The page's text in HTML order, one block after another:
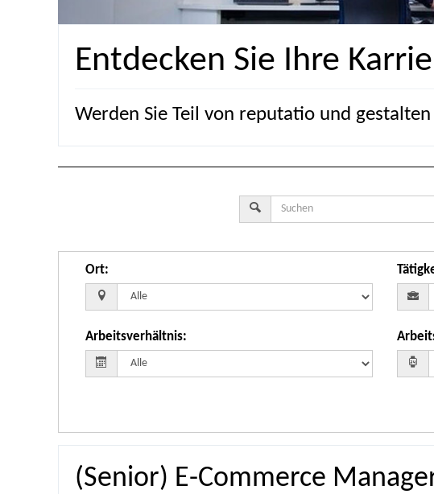
Entdecken Sie Ihre
Werden Sie Teil von reputatio und
Ort:
Arbeitsverhältnis:
(Senior) E-Commerce